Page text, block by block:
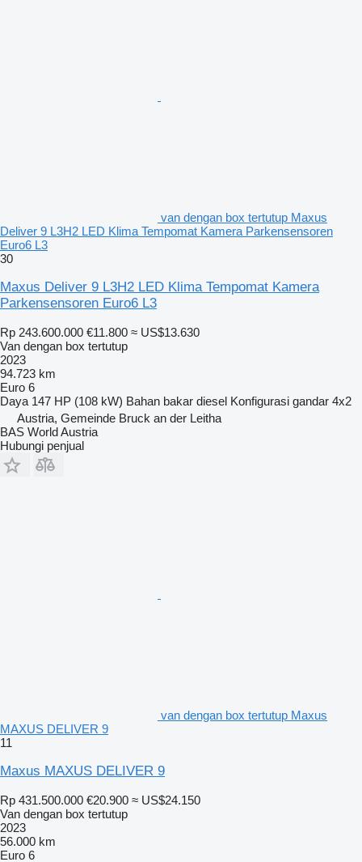
van dengan box tertutup Maxus
Deliver 9 L3H2 LED Klima Tempomat Kamera Parkensensoren
Euro6 L3
30
Maxus Deliver 9 L3H2 LED Klima Tempomat Kamera
Parkensensoren Euro6 L3
Rp 243.600.000 €11.800 ≈ US$13.630
Van dengan box tertutup
2023
94.723 km
Euro 6
Daya 147 HP (108 kW) Bahan bakar diesel Konfigurasi gandar 4x2
Austria, Gemeinde Bruck an der Leitha
BAS World Austria
Hubungi penjual
van dengan box tertutup Maxus
MAXUS DELIVER 9
11
Maxus MAXUS DELIVER 9
Rp 431.500.000 €20.900 ≈ US$24.150
Van dengan box tertutup
2023
56.000 km
Euro 6